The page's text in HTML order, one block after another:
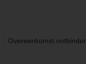
Overeenkomst